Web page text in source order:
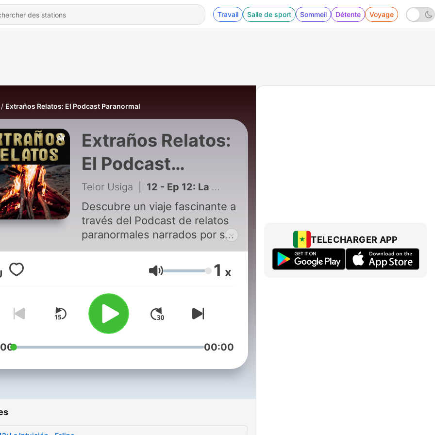
Travail Salle de sport Sommeil Détente Voyage
Extraños Relatos: El Podcast Paranormal
Extraños Relatos:
El Podcast
Paranormal
Telor Usiga 12 - Ep 12: La Intuición - Felipe
Descubre un viaje fascinante a
través del Podcast de relatos
paranormales narrados por sus
testigos y protagonistas en
Chile y Latinoamérica.
Sumérgete en historias
extraordinarias que desafían
toda lógica y te transportan
más allá de lo imaginable.
Prepárate para explorar un
universo misterioso y
creencias, Extraños Relatos: El
Si te gusta el contenido y
Volume 1 x
00:00
TELECHARGER APP